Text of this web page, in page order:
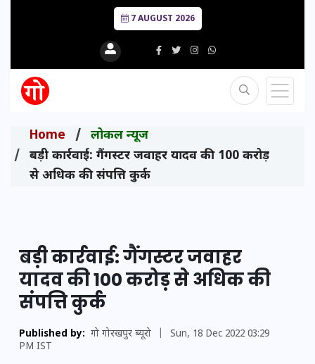
7 AUGUST 2026
Home
लोकल न्यूज
बड़ी कार्रवाई: गैंगस्टर जवाहर यादव की 100 करोड़
से अधिक की संपत्ति कुर्क
बड़ी कार्रवाई: गैंगस्टर जवाहर
यादव की 100 करोड़ से अधिक की
संपत्ति कुर्क
Published by: गो गोरखपुर ब्यूरो
Sun, 18 Dec 2022 03:29
PM IST